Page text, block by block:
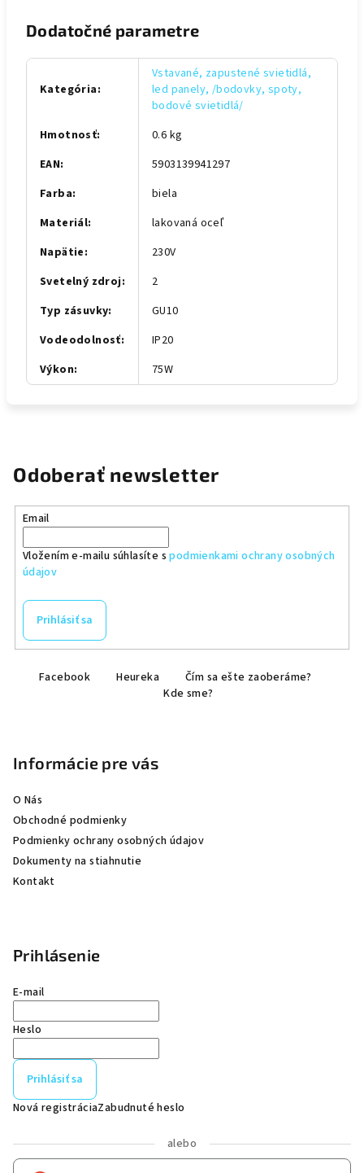
Dodatočné parametre
Kategória:
Vstavané, zapustené svietidlá,
led panely, /bodovky, spoty,
bodové svietidlá/
Hmotnosť:
0.6 kg
EAN:
5903139941297
Farba:
biela
Materiál:
lakovaná oceľ
Napätie:
230V
Svetelný zdroj:
2
Typ zásuvky:
GU10
Vodeodolnosť:
IP20
Výkon: 75W
Odoberať newsletter
Email
Vložením e-mailu súhlasíte spodmienkami ochrany osobných
údajov
Prihlásiť sa
Facebook Heureka
Čím sa ešte zaoberáme?
Kde sme?
Informácie pre vás
O Nás
Obchodné podmienky
Podmienky ochrany osobných údajov
Dokumenty na stiahnutie
Kontakt
Prihlásenie
E-mail
Heslo
Prihlásiť sa
Nová registráciaZabudnuté heslo
alebo